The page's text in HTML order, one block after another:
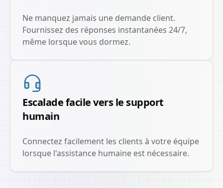
Ne manquez jamais une demande client.
Fournissez des réponses instantanées 24/7,
même lorsque vous dormez.
Escalade facile vers le support
humain
Connectez facilement les clients à votre équipe
lorsque l'assistance humaine est nécessaire.